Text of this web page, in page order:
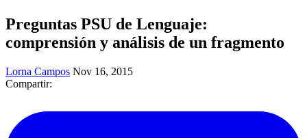
Preguntas PSU de Lenguaje:
comprensión y análisis de un fragmento
Lorna Campos Nov 16, 2015
Compartir: